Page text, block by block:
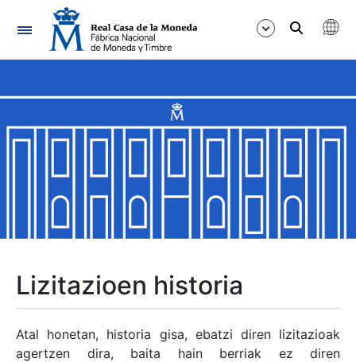
Nabigazioa
Erakutsi/Ezkutatu
Erakutsi/Ezkutatu
Erakutsi/Ezkutatu
Erakutsi/Ezkutatu
Lizitazioen historia
Atal honetan, historia gisa, ebatzi diren lizitazioak
agertzen dira, baita hain berriak ez diren